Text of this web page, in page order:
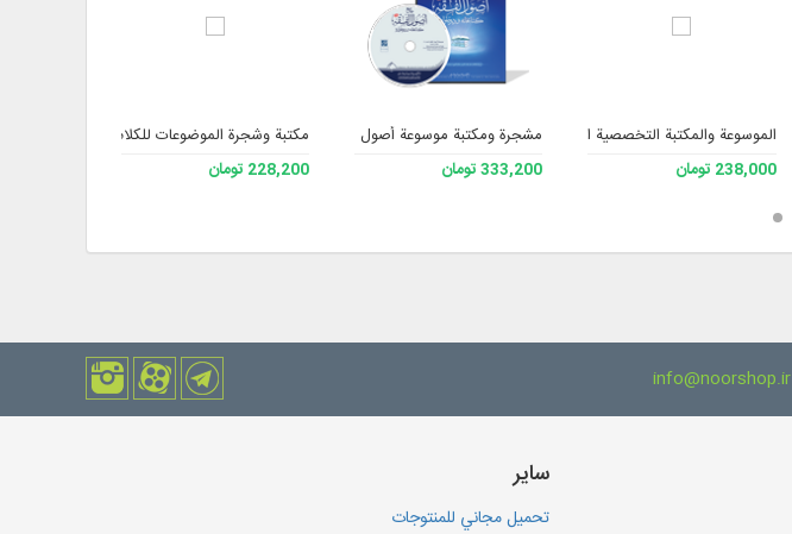
الموسوعة والمكتبة التخصصية الشاملة للفقه 3
238,000 تومان
مشجرة ومكتبة موسوعة أصول الفقه، الإصدار 3
333,200 تومان
مكتبة وشجرة الموضوعات للكلام الإسلامي 2
228,200 تومان
info@noorshop.ir
سایر
تحميل مجاني للمنتوجات